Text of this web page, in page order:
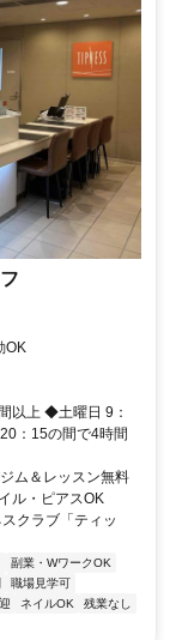
OK
以上 ◆土曜日 9：
：15の間で4時間
ム＆レッスン無料
ル・ピアスOK
ラブ「ティッ
副業・WワークOK
職場見学可
ネイルOK
残業なし